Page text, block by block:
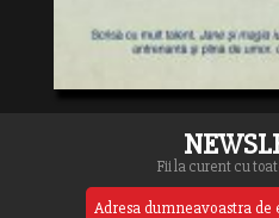
Fii la curent cu